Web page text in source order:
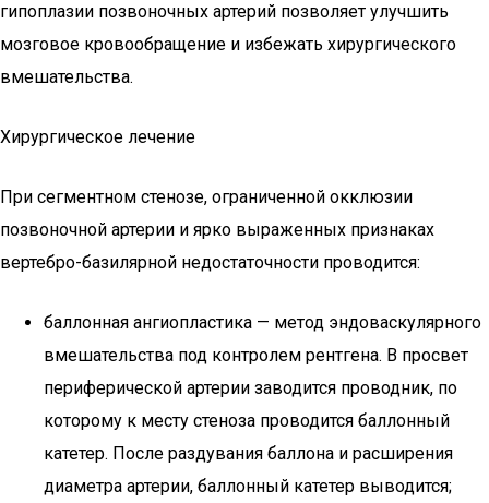
гипоплазии позвоночных артерий позволяет улучшить
мозговое кровообращение и избежать хирургического
вмешательства.
Хирургическое лечение
При сегментном стенозе, ограниченной окклюзии
позвоночной артерии и ярко выраженных признаках
вертебро-базилярной недостаточности проводится:
баллонная ангиопластика — метод эндоваскулярного
вмешательства под контролем рентгена. В просвет
периферической артерии заводится проводник, по
которому к месту стеноза проводится баллонный
катетер. После раздувания баллона и расширения
диаметра артерии, баллонный катетер выводится;